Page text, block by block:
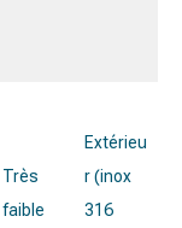
Très
faible
Extérieu
r (inox
316